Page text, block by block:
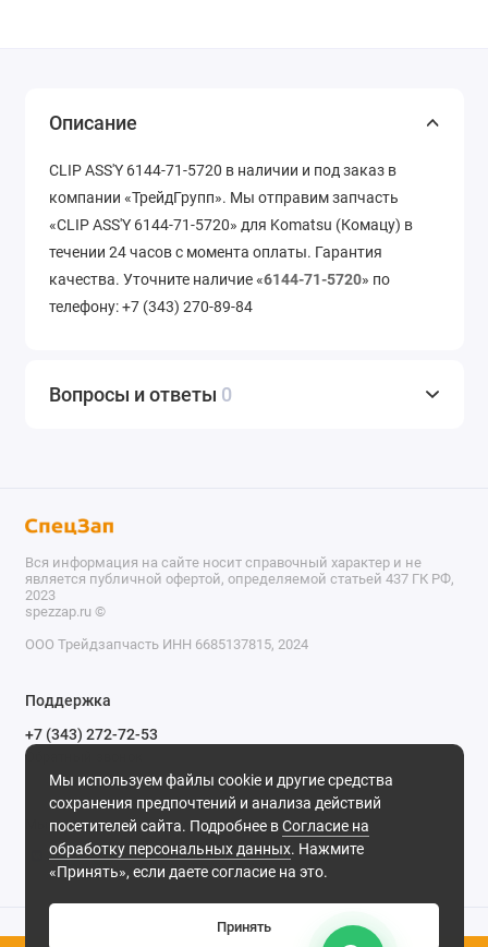
Описание
CLIP ASS'Y 6144-71-5720 в наличии и под заказ в
компании «ТрейдГрупп». Мы отправим запчасть
«CLIP ASS'Y 6144-71-5720» для Komatsu (Комацу) в
течении 24 часов с момента оплаты. Гарантия
качества. Уточните наличие «6144-71-5720» по
телефону: +7 (343) 270-89-84
Вопросы и ответы 0
Мы используем файлы cookie и другие средства
сохранения предпочтений и анализа действий
посетителей сайта. Подробнее вСогласие на
обработку персональных данных. Нажмите
«Принять», если даете согласие на это.
Принять
Вся информация на сайте носит справочный характер и не
является публичной офертой, определяемой статьей 437 ГК РФ,
2023
spezzap.ru ©️
ООО Трейдзапчасть ИНН 6685137815, 2024
Поддержка
+7 (343) 272-72-53
Обратный звонок
620030, г. Екатеринбург, ул. Карьерная, д. 14, оф. 14.
Мы в сети